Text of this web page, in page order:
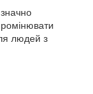
людей з